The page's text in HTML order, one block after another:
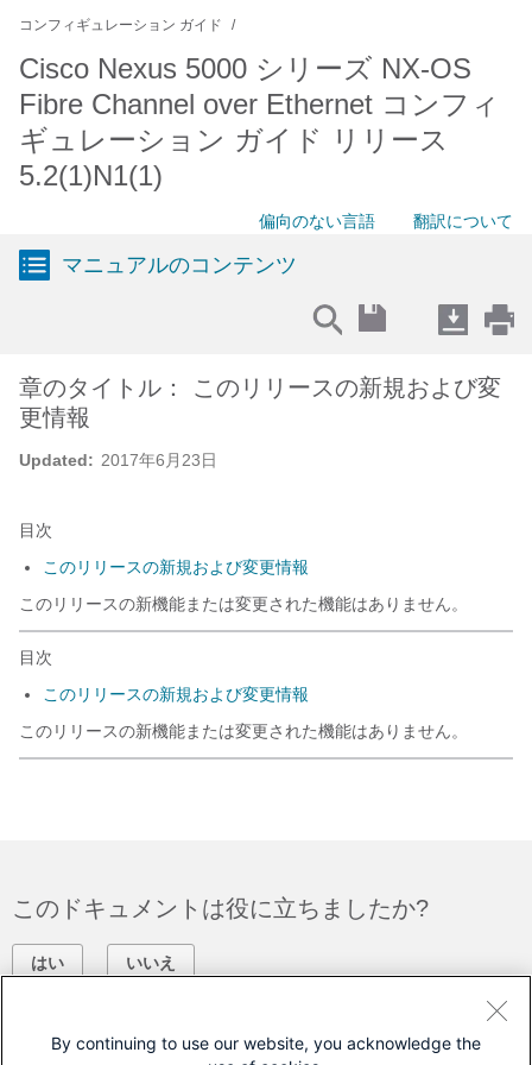
コンフィギュレーション ガイド
Cisco Nexus 5000 シリーズ NX-OS
Fibre Channel over Ethernet コンフィ
ギュレーション ガイド リリース
5.2(1)N1(1)
偏向のない言語 翻訳について
マニュアルのコンテンツ
Updated: 2017年6月23日
章のタイトル： このリリースの新規および変
更情報
目次
このリリースの新規および変更情報
このリリースの新機能または変更された機能はありません。
目次
このリリースの新規および変更情報
このリリースの新機能または変更された機能はありません。
このドキュメントは役に立ちましたか?
はい いいえ
By continuing to use our website, you acknowledge the